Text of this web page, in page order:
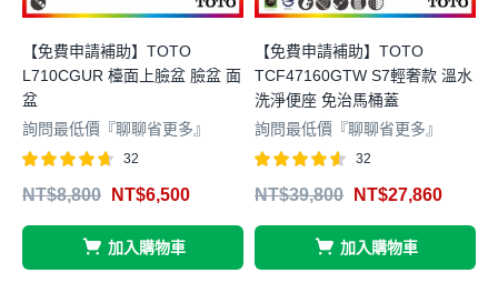
【免費申請補助】TOTO
L710CGUR 檯面上臉盆 臉盆 面
盆
詢問最低價『聊聊省更多』
4.63
32
NT$8,800 NT$6,500
加入購物車
【免費申請補助】TOTO
TCF47160GTW S7輕奢款 溫水
洗淨便座 免治馬桶蓋
詢問最低價『聊聊省更多』
4.50
32
NT$39,800 NT$27,860
加入購物車